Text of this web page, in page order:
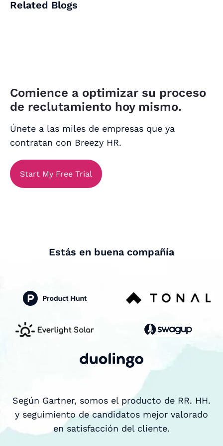
Related Blogs
Comience a optimizar su proceso
de reclutamiento hoy mismo.
Únete a las miles de empresas que ya
contratan con Breezy HR.
Start My Free Trial
Estás en buena compañía
Según Gartner, somos el producto de RR. HH.
y seguimiento de candidatos mejor valorado
en satisfacción del cliente.